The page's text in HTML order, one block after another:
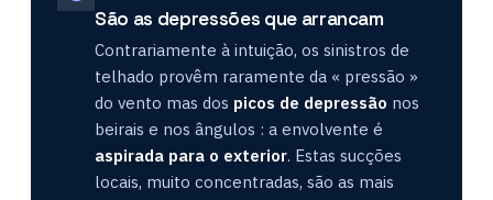
São as depressões que arrancam
Contrariamente à intuição, os sinistros de
telhado provêm raramente da « pressão »
do vento mas dos picos de depressão nos
beirais e nos ângulos : a envolvente é
aspirada para o exterior. Estas sucções
locais, muito concentradas, são as mais